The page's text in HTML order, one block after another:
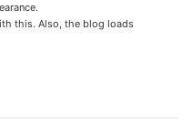
this. Also, the blog loads